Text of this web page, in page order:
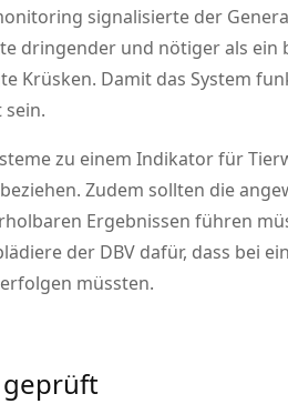
signalisierte der
dringender und nötiger als ein
Krüsken. Damit das System
zu einem Indikator für
Zudem sollten die
Ergebnissen führen
der DBV dafür, dass bei
müssten.
geprüft